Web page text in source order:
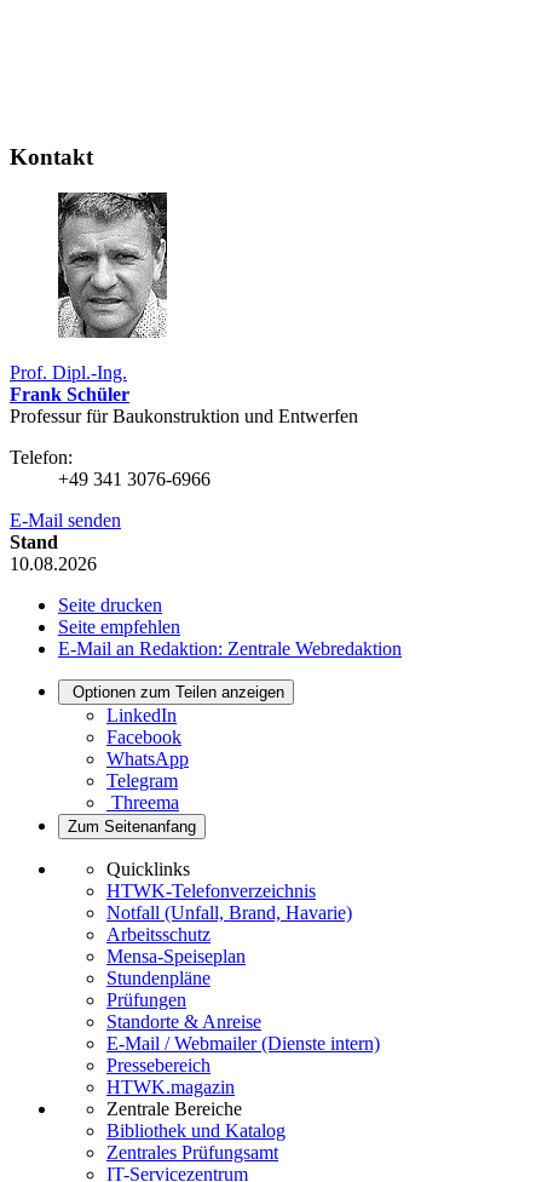
Kontakt
Prof. Dipl.-Ing.
Frank Schüler
Professur für Bau­konstruk­tion und Entwerfen
Telefon:
+49 341 3076-6966
E-Mail senden
Stand
10.08.2026
Seite drucken
Seite empfehlen
E-Mail an Redaktion: Zentrale Webredaktion
Optionen zum Teilen anzeigen
LinkedIn
Facebook
WhatsApp
Telegram
Threema
Zum Seitenanfang
Quicklinks
HTWK-Telefonverzeichnis
Notfall (Unfall, Brand, Havarie)
Arbeitsschutz
Mensa-Speiseplan
Stundenpläne
Prüfungen
Standorte & Anreise
E-Mail / Webmailer (Dienste intern)
Pressebereich
HTWK.magazin
Zentrale Bereiche
Bibliothek und Katalog
Zentrales Prüfungsamt
IT-Servicezentrum